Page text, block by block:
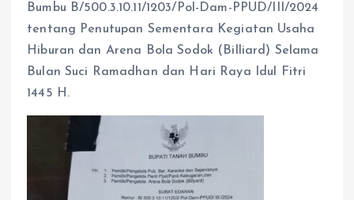
Bumbu B/500.3.10.11/1203/Pol-Dam-PPUD/III/2024
tentang Penutupan Sementara Kegiatan Usaha
Hiburan dan Arena Bola Sodok (Billiard) Selama
Bulan Suci Ramadhan dan Hari Raya Idul Fitri
1445 H.